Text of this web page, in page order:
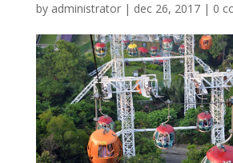
by administrator| dec 26, 2017| 0